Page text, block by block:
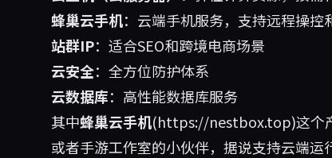
蜂巢云手机：云端手机服务，支持远程操控
站群IP：适合SEO和跨境电商场景
云安全：全方位防护体系
云数据库：高性能数据库服务
其中蜂巢云手机(https://nestbox.top)这个
或者手游工作室的小伙伴，据说支持云端运